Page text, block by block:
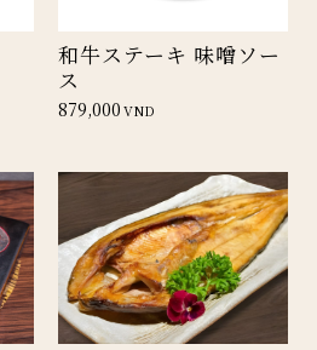
和牛ステーキ 味噌ソー
ス
879,000VND